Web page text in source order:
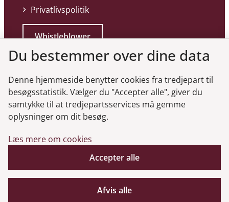
Privatlivspolitik
Whistleblower
Genveje
Gå til virksomhedsregisteret
Gå til selskabsmeddelelser
Du bestemmer over dine data
Denne hjemmeside benytter cookies fra tredjepart til
besøgsstatistik. Vælger du "Accepter alle", giver du
samtykke til at tredjepartsservices må gemme
oplysninger om dit besøg.
Læs mere om cookies
Accepter alle
Afvis alle